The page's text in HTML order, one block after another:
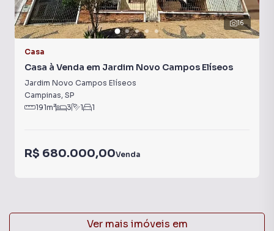
16
Casa
Casa à Venda em Jardim Novo Campos Elíseos
Jardim Novo Campos Elíseos
Campinas, SP
191m² 3 1 1
R$ 680.000,00Venda
Ver mais imóveis em